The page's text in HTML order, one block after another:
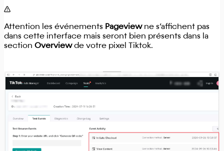
Attention les événements Pageviewne s’affichent pas
dans cette interface mais seront bien présents dans la
section Overviewde votre pixel Tiktok.